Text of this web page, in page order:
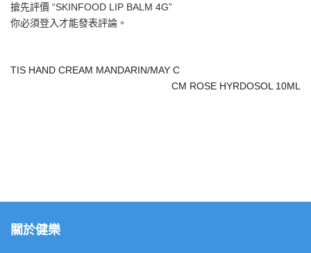
搶先評價 “SKINFOOD LIP BALM 4G”
你必須登入 才能發表評論。
TIS HAND CREAM MANDARIN/MAY C
CM ROSE HYRDOSOL 10ML
關於健樂